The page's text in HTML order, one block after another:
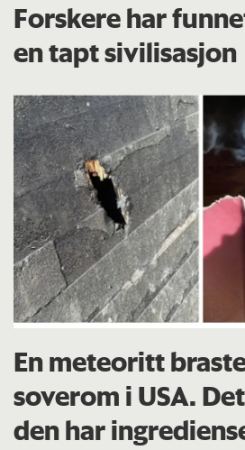
Forskere har
en tapt sivilisasjon
En meteoritt
soverom i USA.
den har